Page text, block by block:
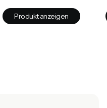
Produkt anzeigen